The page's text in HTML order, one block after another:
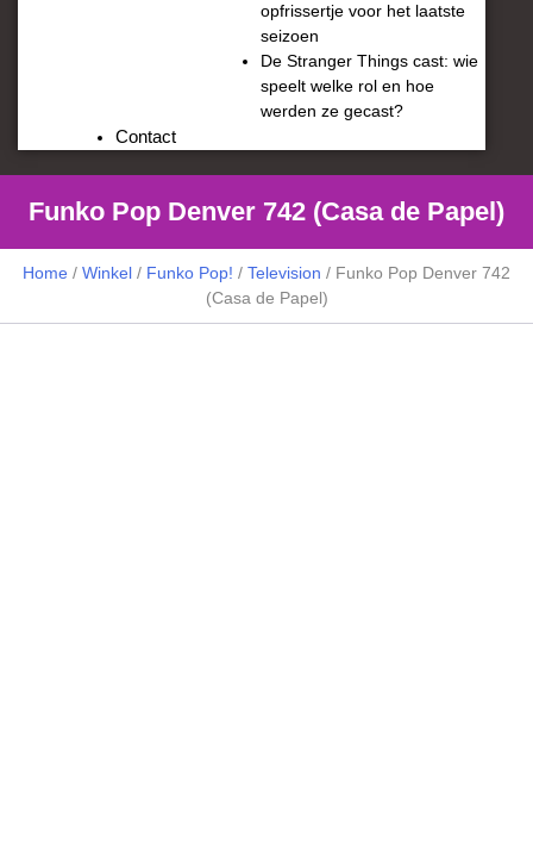
opfrissertje voor het laatste
seizoen
De Stranger Things cast: wie
speelt welke rol en hoe
werden ze gecast?
Contact
Funko Pop Denver 742 (Casa de Papel)
Home / Winkel / Funko Pop! / Television / Funko Pop Denver 742
(Casa de Papel)